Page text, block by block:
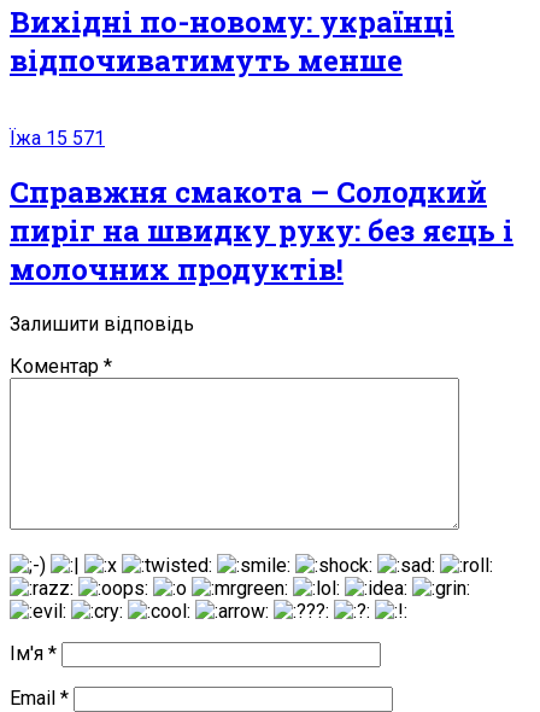
Вихідні по-новому: українці
відпочиватимуть менше
Їжа 15 571
Справжня смакота – Солодкий
пиріг на швидку руку: без яєць і
молочних продуктів!
Залишити відповідь
Коментар *
Ім'я *
Email *